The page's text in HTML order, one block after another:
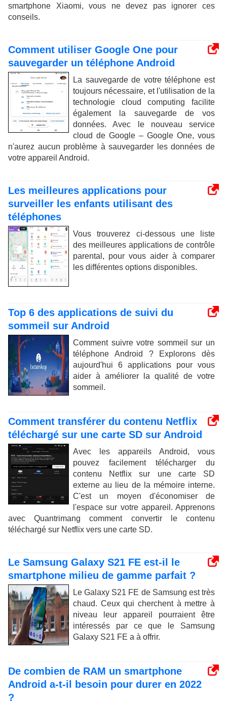
smartphone Xiaomi, vous ne devez pas ignorer ces
conseils.
Comment utiliser Google One pour
sauvegarder un téléphone Android
La sauvegarde de votre téléphone est
toujours nécessaire, et l'utilisation de la
technologie cloud computing facilite
également la sauvegarde de vos
données. Avec le nouveau service
cloud de Google – Google One, vous
n'aurez aucun problème à sauvegarder les données de
votre appareil Android.
Les meilleures applications pour
surveiller les enfants utilisant des
téléphones
Vous trouverez ci-dessous une liste
des meilleures applications de contrôle
parental, pour vous aider à comparer
les différentes options disponibles.
Top 6 des applications de suivi du
sommeil sur Android
Comment suivre votre sommeil sur un
téléphone Android ? Explorons dès
aujourd'hui 6 applications pour vous
aider à améliorer la qualité de votre
sommeil.
Comment transférer du contenu Netflix
téléchargé sur une carte SD sur Android
Avec les appareils Android, vous
pouvez facilement télécharger du
contenu Netflix sur une carte SD
externe au lieu de la mémoire interne.
C'est un moyen d'économiser de
l'espace sur votre appareil. Apprenons
avec Quantrimang comment convertir le contenu
téléchargé sur Netflix vers une carte SD.
Le Samsung Galaxy S21 FE est-il le
smartphone milieu de gamme parfait ?
Le Galaxy S21 FE de Samsung est très
chaud. Ceux qui cherchent à mettre à
niveau leur appareil pourraient être
intéressés par ce que le Samsung
Galaxy S21 FE a à offrir.
De combien de RAM un smartphone
Android a-t-il besoin pour durer en 2022
?